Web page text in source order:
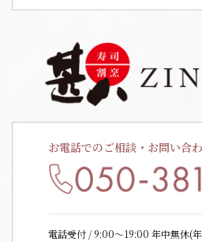
お電話でのご相談・お問い合
電話受付 / 9:00〜19:00 年中無休(